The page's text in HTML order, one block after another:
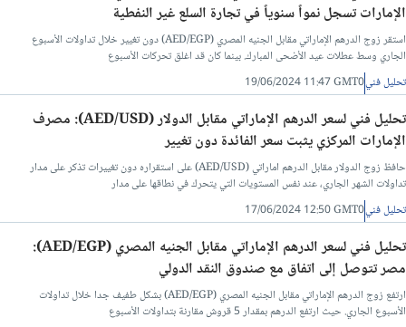
تحليل فني/سعر الدينار الاردني مقابل الجنيه المصرى
تحليل فني/الدولار مقابل الليرة التركية
تحليل فني/الدولار مقابل الريال القطري
تحليل فني/الدينار العراقي مقابل الدولار
تحليل فني/الدرهم الاماراتي مقابل الجنيه المصري
تحليل فني/سعر الدولار مقابل الريال عماني
الإمارات تسجل نمواً سنوياً في تجارة السلع غير النفطية
استقر زوج الدرهم الإماراتي مقابل الجنيه المصري (AED/EGP) دون تغيير خلال تداولات الأسبوع
الجاري وسط عطلات عيد الأضحى المبارك. بينما كان قد اغلق تحركات الأسبوع
تحليل فني19/06/2024 11:47 GMT0
تحليل فني لسعر الدرهم الإماراتي مقابل الدولار (AED/USD): مصرف
الإمارات المركزي يثبت سعر الفائدة دون تغيير
حافظ زوج الدولار مقابل الدرهم اماراتي (AED/USD) على استقراره دون تغييرات تذكر على مدار
تداولات الشهر الجاري، عند نفس المستويات التي يتحرك في نطاقها على مدار
تحليل فني17/06/2024 12:50 GMT0
تحليل فني لسعر الدرهم الإماراتي مقابل الجنيه المصري (AED/EGP):
مصر تتوصل إلى اتفاق مع صندوق النقد الدولي
ارتفع زوج الدرهم الإماراتي مقابل الجنيه المصري (AED/EGP) بشكل طفيف جدا خلال تداولات
الأسبوع الجاري. حيث ارتفع الدرهم بمقدار 5 قروش مقارنة بتداولات الأسبوع